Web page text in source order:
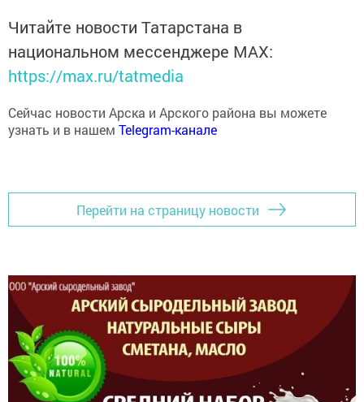
Читайте новости Татарстана в
национальном мессенджере MАХ:
https://max.ru/tatmedia
Сейчас новости Арска и Арского района вы можете
узнать и в нашемTelegram-канале
Перейти на страницу новости